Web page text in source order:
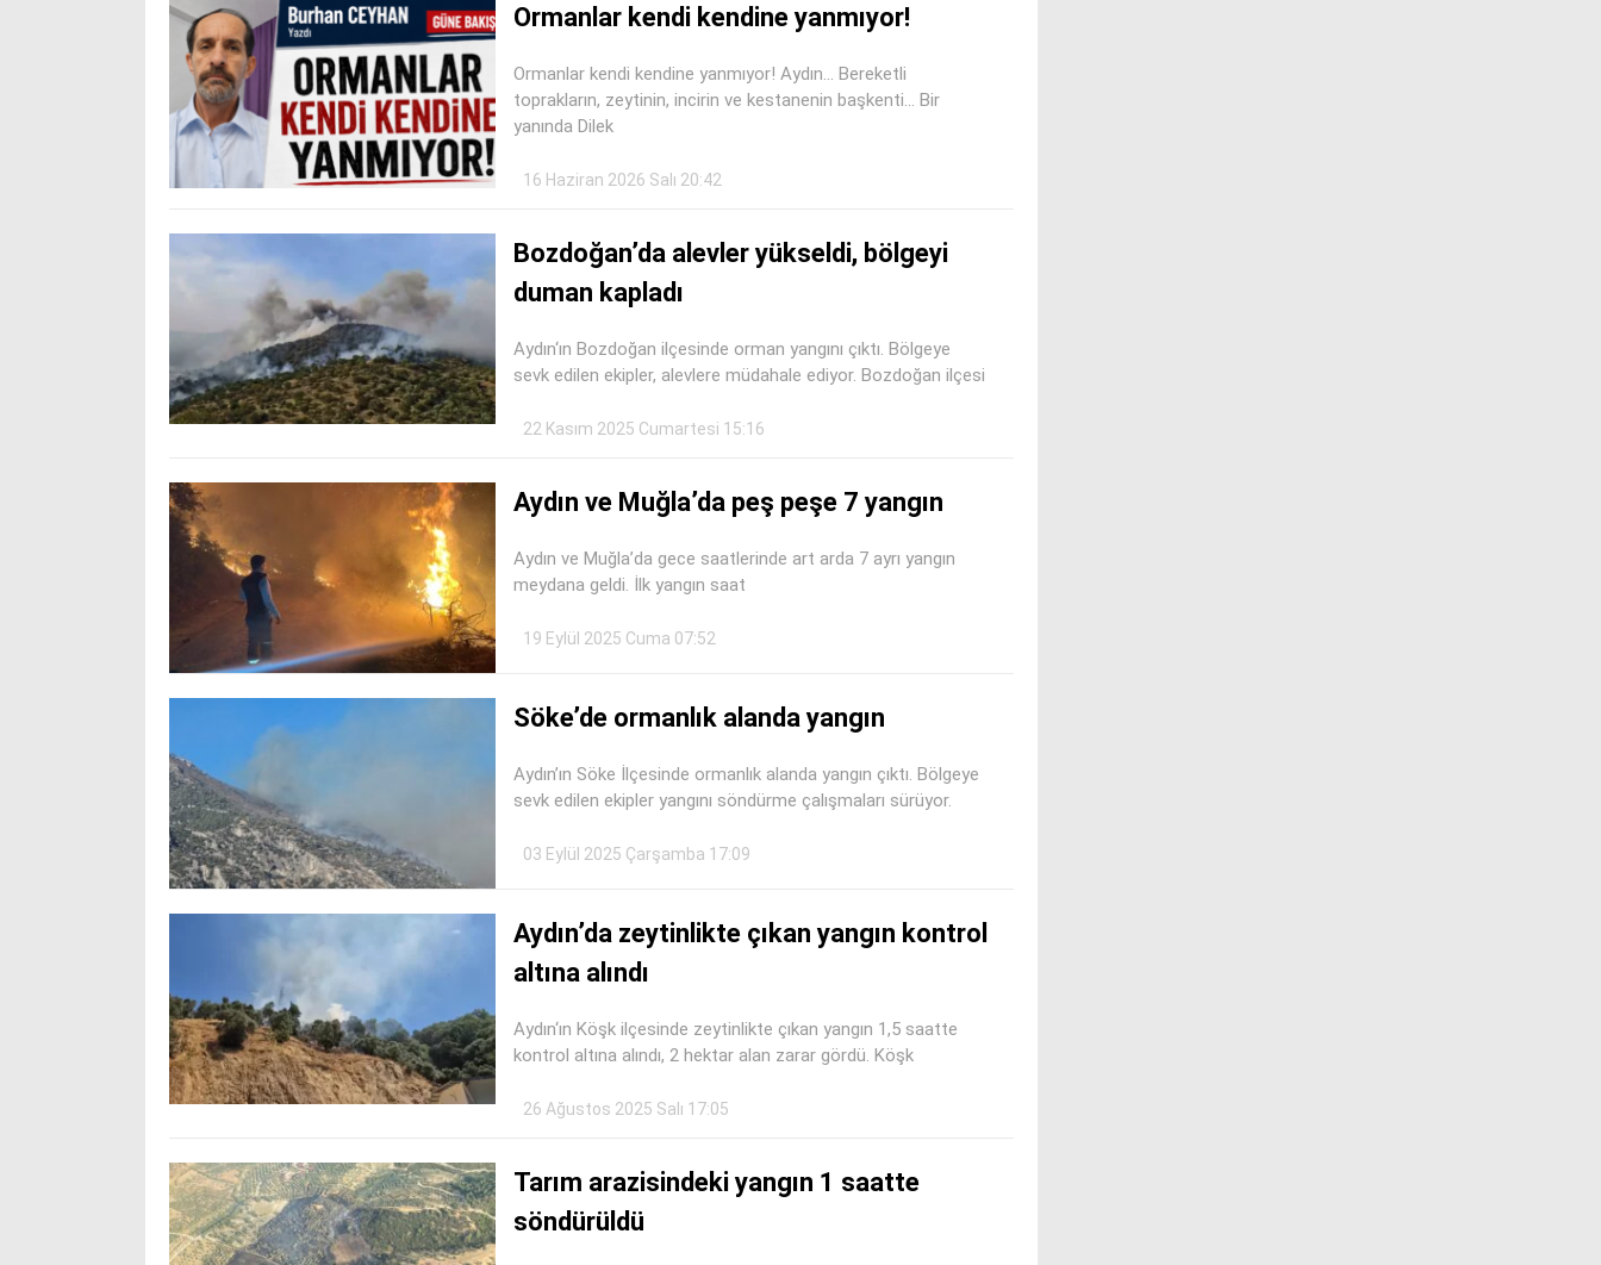
Ormanlar kendi kendine yanmıyor!
Ormanlar kendi kendine yanmıyor! Aydın... Bereketli
toprakların, zeytinin, incirin ve kestanenin başkenti… Bir
yanında Dilek
16 Haziran 2026 Salı 20:42
Bozdoğan’da alevler yükseldi, bölgeyi
duman kapladı
Aydın‘ın Bozdoğan ilçesinde orman yangını çıktı. Bölgeye
sevk edilen ekipler, alevlere müdahale ediyor. Bozdoğan ilçesi
22 Kasım 2025 Cumartesi 15:16
Aydın ve Muğla’da peş peşe 7 yangın
Aydın ve Muğla’da gece saatlerinde art arda 7 ayrı yangın
meydana geldi. İlk yangın saat
19 Eylül 2025 Cuma 07:52
Söke’de ormanlık alanda yangın
Aydın’ın Söke İlçesinde ormanlık alanda yangın çıktı. Bölgeye
sevk edilen ekipler yangını söndürme çalışmaları sürüyor.
03 Eylül 2025 Çarşamba 17:09
Aydın’da zeytinlikte çıkan yangın kontrol
altına alındı
Aydın‘ın Köşk ilçesinde zeytinlikte çıkan yangın 1,5 saatte
kontrol altına alındı, 2 hektar alan zarar gördü. Köşk
26 Ağustos 2025 Salı 17:05
Tarım arazisindeki yangın 1 saatte
söndürüldü